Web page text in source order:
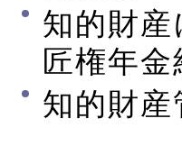
知的財
匠権年金
知的財